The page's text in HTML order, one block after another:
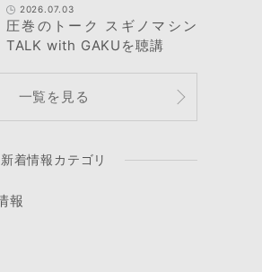
2026.07.03
圧巻のトーク スギノマシン
TALK with GAKUを聴講
一覧を見る
新着情報カテゴリ
報